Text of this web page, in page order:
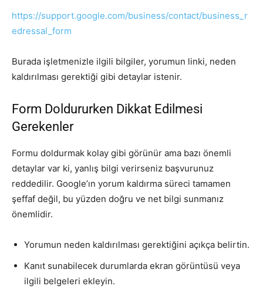
https://support.google.com/business/contact/business_r
edressal_form
Burada işletmenizle ilgili bilgiler, yorumun linki, neden
kaldırılması gerektiği gibi detaylar istenir.
Form Doldururken Dikkat Edilmesi
Gerekenler
Formu doldurmak kolay gibi görünür ama bazı önemli
detaylar var ki, yanlış bilgi verirseniz başvurunuz
reddedilir. Google’ın yorum kaldırma süreci tamamen
şeffaf değil, bu yüzden doğru ve net bilgi sunmanız
önemlidir.
Yorumun neden kaldırılması gerektiğini açıkça belirtin.
Kanıt sunabilecek durumlarda ekran görüntüsü veya
ilgili belgeleri ekleyin.